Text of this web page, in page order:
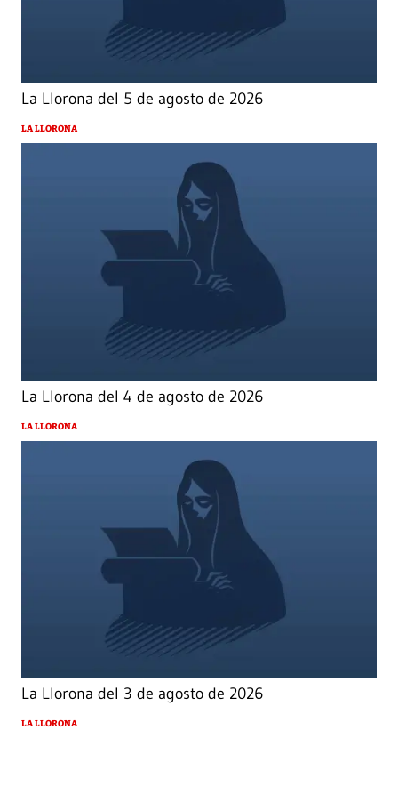
La Llorona del 5 de agosto de 2026
LA LLORONA
La Llorona del 4 de agosto de 2026
LA LLORONA
La Llorona del 3 de agosto de 2026
LA LLORONA